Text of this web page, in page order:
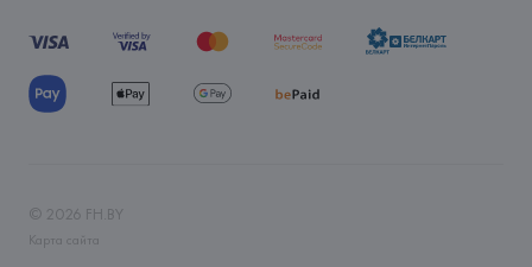
© 2026 FH.BY
Карта сайта